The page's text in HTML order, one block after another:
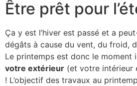
Être prêt pour
Ça y est l’hiver est passé et a
dégâts à cause du vent, du froid,
Le printemps est donc le moment
votre extérieur (et votre intérieur
! L’objectif des travaux au